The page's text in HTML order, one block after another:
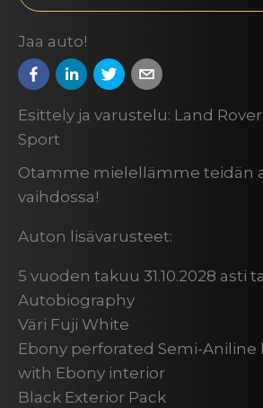
Jaa auto!
Esittely ja varustelu: Land
Sport
Otamme mielellämme teidän
vaihdossa!
Auton lisävarusteet:
5 vuoden takuu 31.10.2028 asti
Autobiography
Väri Fuji White
Ebony perforated Semi-Aniline
with Ebony interior
Black Exterior Pack